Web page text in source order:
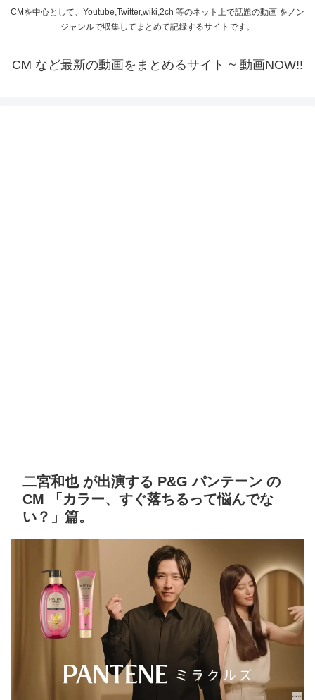
CMを中心として、Youtube,Twitter,wiki,2ch 等のネット上で話題の動画 をノン
ジャンルで収集してまとめて記録するサイトです。
CM など最新の動画をまとめるサイト ~ 動画NOW!!
二宮和也 が出演する P&G パンテーン の
CM 「カラー、すぐ落ちるって悩んでな
い？」篇。